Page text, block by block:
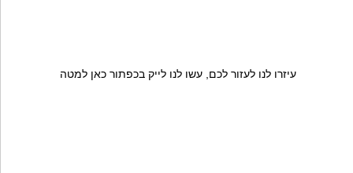
עיזרו לנו לעזור לכם, עשו לנו לייק בכפתור כאן למטה